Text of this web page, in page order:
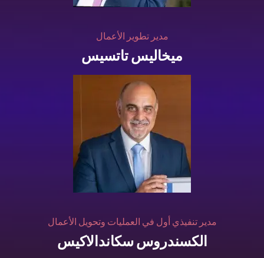
مدير تطوير الأعمال
ميخاليس تاتسيس
مدير تنفيذي أول في العمليات وتحويل الأعمال
الكسندروس سكاندالاكيس